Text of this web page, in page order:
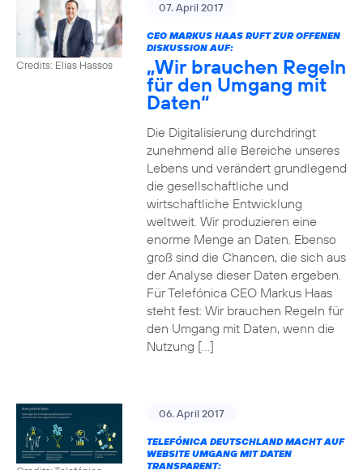
Credits: Elias Hassos
07. April 2017
CEO MARKUS HAAS RUFT ZUR OFFENEN
DISKUSSION AUF:
„Wir brauchen Regeln
für den Umgang mit
Daten“
Die Digitalisierung durchdringt
zunehmend alle Bereiche unseres
Lebens und verändert grundlegend
die gesellschaftliche und
wirtschaftliche Entwicklung
weltweit. Wir produzieren eine
enorme Menge an Daten. Ebenso
groß sind die Chancen, die sich aus
der Analyse dieser Daten ergeben.
Für Telefónica CEO Markus Haas
steht fest: Wir brauchen Regeln für
den Umgang mit Daten, wenn die
Nutzung […]
06. April 2017
TELEFÓNICA DEUTSCHLAND MACHT AUF
WEBSITE UMGANG MIT DATEN
TRANSPARENT: